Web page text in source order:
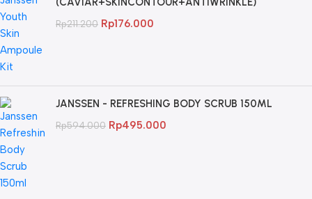
Rp211.200 Rp176.000
JANSSEN - REFRESHING BODY SCRUB 150ML
Rp594.000 Rp495.000